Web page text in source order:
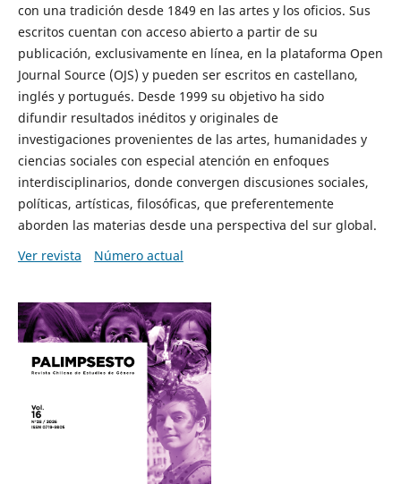
con una tradición desde 1849 en las artes y los oficios. Sus
escritos cuentan con acceso abierto a partir de su
publicación, exclusivamente en línea, en la plataforma Open
Journal Source (OJS) y pueden ser escritos en castellano,
inglés y portugués. Desde 1999 su objetivo ha sido
difundir resultados inéditos y originales de
investigaciones provenientes de las artes, humanidades y
ciencias sociales con especial atención en enfoques
interdisciplinarios, donde convergen discusiones sociales,
políticas, artísticas, filosóficas, que preferentemente
aborden las materias desde una perspectiva del sur global.
Ver revista
Número actual